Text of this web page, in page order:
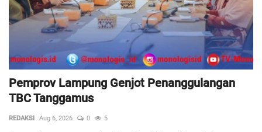
Pemprov Lampung Genjot Penanggulangan
TBC Tanggamus
REDAKSI Aug 6, 2026 0 5